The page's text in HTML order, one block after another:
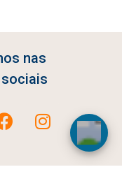
nas